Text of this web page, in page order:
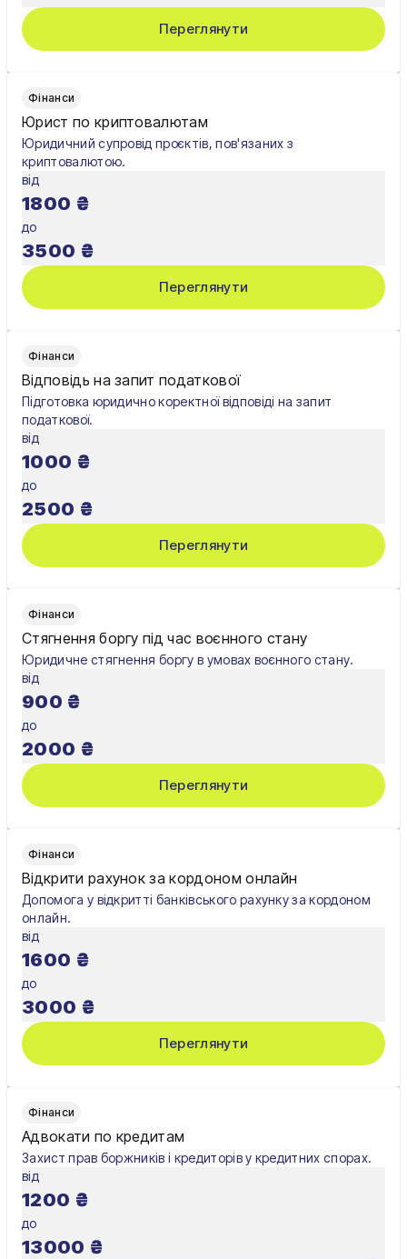
Харків
Херсон
Черкаси
Житомир
Київ
Переглянути
Фінанси
Юрист по криптовалютам
Юридичний супровід проєктів, пов'язаних з
криптовалютою.
від
1800 ₴
до
3500 ₴
Переглянути
Фінанси
Відповідь на запит податкової
Підготовка юридично коректної відповіді на запит
податкової.
від
1000 ₴
до
2500 ₴
Переглянути
Фінанси
Стягнення боргу під час воєнного стану
Юридичне стягнення боргу в умовах воєнного стану.
від
900 ₴
до
2000 ₴
Переглянути
Фінанси
Відкрити рахунок за кордоном онлайн
Допомога у відкритті банківського рахунку за кордоном
онлайн.
від
1600 ₴
до
3000 ₴
Переглянути
Фінанси
Адвокати по кредитам
Захист прав боржників і кредиторів у кредитних спорах.
від
1200 ₴
до
13000 ₴